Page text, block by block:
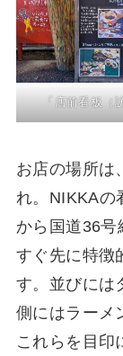
「店前看板（
お店の場所は
れ。NIKKAの
から国道36号
すぐ先に特徴
す。並びには
側にはラーメ
これらを目印